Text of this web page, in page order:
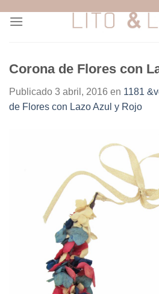
Corona de Flores con
Publicado 3 abril, 2016 en 1181
de Flores con Lazo Azul y Rojo